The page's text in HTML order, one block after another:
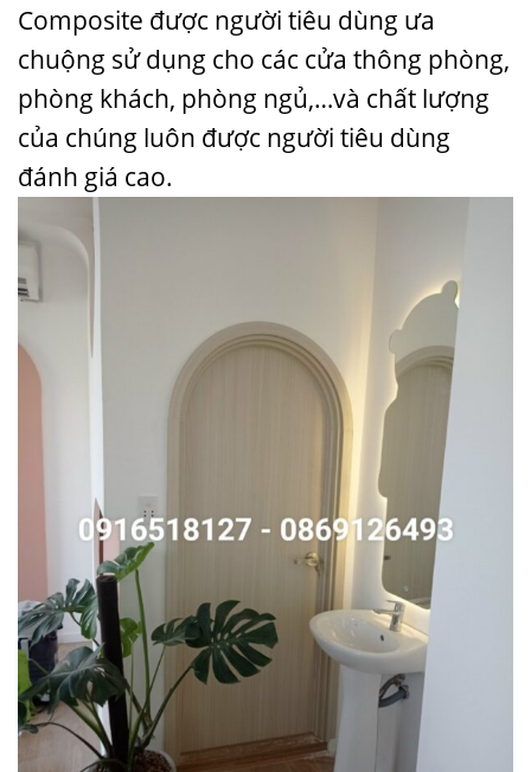
Composite được người tiêu dùng ưa
chuộng sử dụng cho các cửa thông phòng,
phòng khách, phòng ngủ,…và chất lượng
của chúng luôn được người tiêu dùng
đánh giá cao.